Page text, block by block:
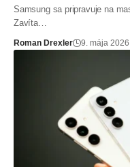
Samsung sa pripravuje na
Zavíta…
Roman Drexler 9. mája 2026